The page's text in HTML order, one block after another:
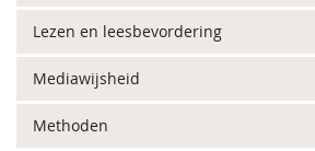
Lezen en leesbevordering
Mediawijsheid
Methoden